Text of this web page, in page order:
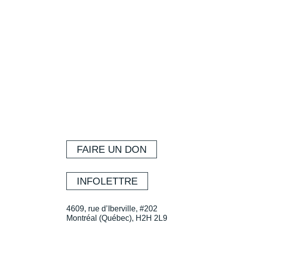
FAIRE UN DON
INFOLETTRE
4609, rue d’Iberville, #202
Montréal (Québec), H2H 2L9